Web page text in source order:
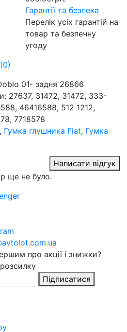
Гарантії та безпека
Перелік усіх гарантій на
товар та безпечну
угоду
01- задня 26866
27637, 31472, 31472, 333-
46416588, 512 1212,
7718578
, Гумка глушника Fiat, Гумка
Написати відгук
ще не було.
про акції і знижки?
Підписатися